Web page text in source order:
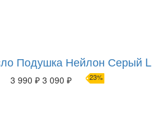
Подушка Нейлон Серый L
3 990 ₽ 3 090 ₽ 23%